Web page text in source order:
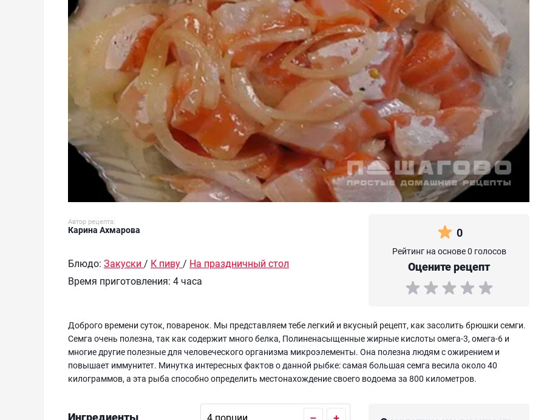
Автор рецепта:
Карина Ахмарова
Блюдо: Закуски / К пиву / На праздничный стол
Время приготовления: 4 часа
0
Рейтинг на основе 0 голосов
Оцените рецепт
Доброго времени суток, поваренок. Мы представляем тебе легкий и вкусный рецепт, как засолить брюшки семги.
Семга очень полезна, так как содержит много белка, Полиненасыщенные жирные кислоты омега-3, омега-6 и
многие другие полезные для человеческого организма микроэлементы. Она полезна людям с ожирением и
повышает иммунитет. Минутка интересных фактов о данной рыбке: самая большая семга весила около 40
килограммов, а эта рыба способно определить местонахождение своего водоема за 800 километров.
Ингредиенты